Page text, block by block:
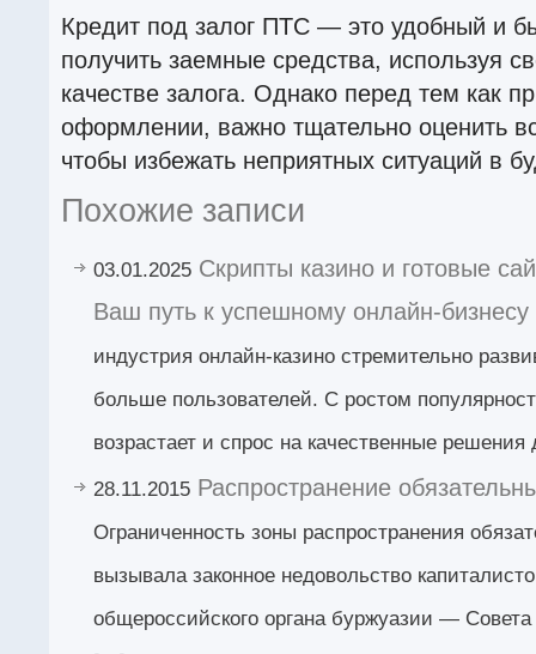
Кредит под залог ПТС — это удобный и
получить заемные средства, используя
качестве залога. Однако перед тем как
оформлении, важно тщательно оценить
чтобы избежать неприятных ситуаций в
Похожие записи
03.01.2025 Скрипты казино и готовые
Ваш путь к успешному онлайн-бизнесу
индустрия онлайн-казино стремительно
больше пользователей. С ростом
возрастает и спрос на качественные
28.11.2015 Распространение
Ограниченность зоны распространения
вызывала законное недовольство
общероссийского органа буржуазии —